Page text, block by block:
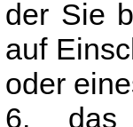
der Sie
auf
oder
6. das